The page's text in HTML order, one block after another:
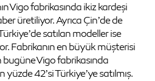
Vigo fabrikasında ikiz kardeşi
üretiliyor. Ayrıca Çin’de de
satılan modeller ise
Fabrikanın en büyük müşterisi
bugüne Vigo fabrikasında
42’si Türkiye’ye satılmış.